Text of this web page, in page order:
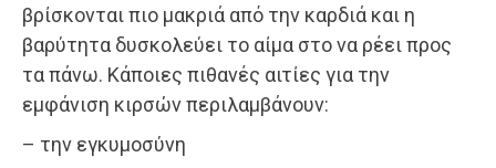
βρίσκονται πιο μακριά από την καρδιά και η
βαρύτητα δυσκολεύει το αίμα στο να ρέει προς
τα πάνω. Κάποιες πιθανές αιτίες για την
εμφάνιση κιρσών περιλαμβάνουν:
– την εγκυμοσύνη